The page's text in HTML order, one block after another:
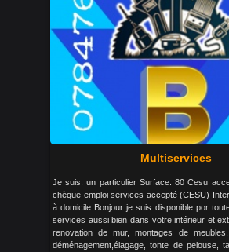
Multiservices
Je suis: un particulier Surface: 80 Cesu
chèque emploi services accepté (CESU)
à domicile Bonjour je suis disponible por
services aussi bien dans votre intérieur et
renovation de mur, montages de
déménagement,élagage, tonte de pelouse,